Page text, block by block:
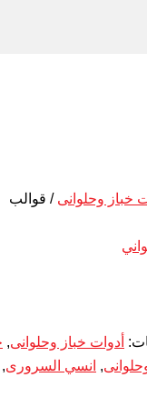
خباز وحلوانى / قوالب
أدوات خباز وحلوانى,
, انسي السرورى,